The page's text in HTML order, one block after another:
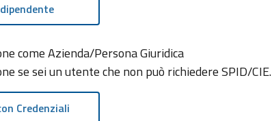
come Azienda/Persona Giuridica
se sei un utente che non può richiedere SPID/CIE.